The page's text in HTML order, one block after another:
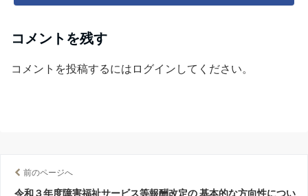
コメントを残す
コメントを投稿するには ログイン してください。
前のページへ
令和３年度障害福祉サービス等報酬改定の 基本的な方向性につい